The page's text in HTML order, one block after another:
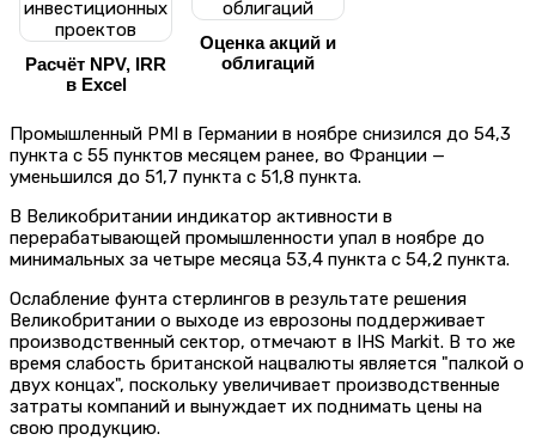
Расчёт NPV, IRR
в Excel
Оценка акций и
облигаций
Промышленный PMI в Германии в ноябре снизился до 54,3
пункта с 55 пунктов месяцем ранее, во Франции —
уменьшился до 51,7 пункта с 51,8 пункта.
В Великобритании индикатор активности в
перерабатывающей промышленности упал в ноябре до
минимальных за четыре месяца 53,4 пункта с 54,2 пункта.
Ослабление фунта стерлингов в результате решения
Великобритании о выходе из еврозоны поддерживает
производственный сектор, отмечают в IHS Markit. В то же
время слабость британской нацвалюты является "палкой о
двух концах", поскольку увеличивает производственные
затраты компаний и вынуждает их поднимать цены на
свою продукцию.